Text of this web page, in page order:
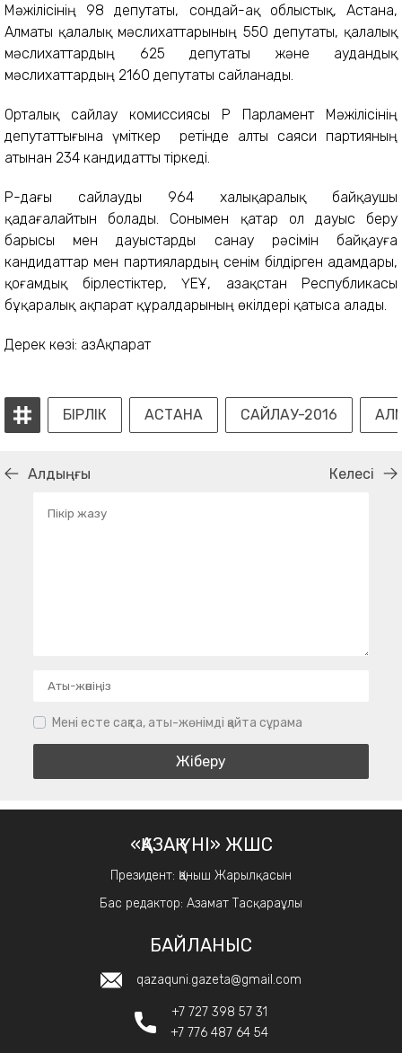
Мәжілісінің 98 депутаты, сондай-ақ облыстық, Астана,
Алматы қалалық мәслихаттарының 550 депутаты, қалалық
мәслихаттардың 625 депутаты және аудандық
мәслихаттардың 2160 депутаты сайланады.
Орталық сайлау комиссиясы ҚР Парламент Мәжілісінің
депутаттығына үміткер ретінде алты саяси партияның
атынан 234 кандидатты тіркеді.
ҚР-дағы сайлауды 964 халықаралық байқаушы
қадағалайтын болады. Сонымен қатар ол дауыс беру
барысы мен дауыстарды санау рәсімін байқауға
кандидаттар мен партиялардың сенім білдірген адамдары,
қоғамдық бірлестіктер, ҮЕҰ, Қазақстан Республикасы
бұқаралық ақпарат құралдарының өкілдері қатыса алады.
Дерек көзі: ҚазАқпарат
БІРЛІК АСТАНА САЙЛАУ-2016
Алдыңғы Келесі
Мені есте сақта, аты-жөнімді қайта сұрама
«ҚАЗАҚ ҮНІ» ЖШС
Президент: Қаныш Жарылқасын
Бас редактор: Азамат Тасқараұлы
БАЙЛАНЫС
qazaquni.gazeta@gmail.com
+7 727 398 57 31
+7 776 487 64 54